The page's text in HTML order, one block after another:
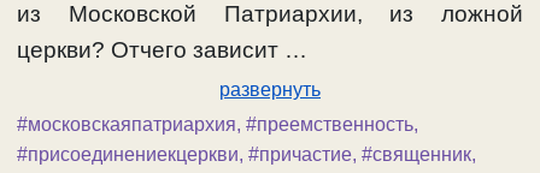
из Московской Патриархии, из ложной
церкви? Отчего зависит …
развернуть
#московскаяпатриархия, #преемственность,
#присоединениекцеркви, #причастие, #священник,